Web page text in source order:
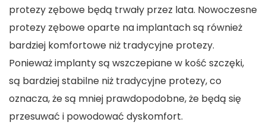
protezy zębowe będą trwały przez lata. Nowoczesne
protezy zębowe oparte na implantach są również
bardziej komfortowe niż tradycyjne protezy.
Ponieważ implanty są wszczepiane w kość szczęki,
są bardziej stabilne niż tradycyjne protezy, co
oznacza, że są mniej prawdopodobne, że będą się
przesuwać i powodować dyskomfort.